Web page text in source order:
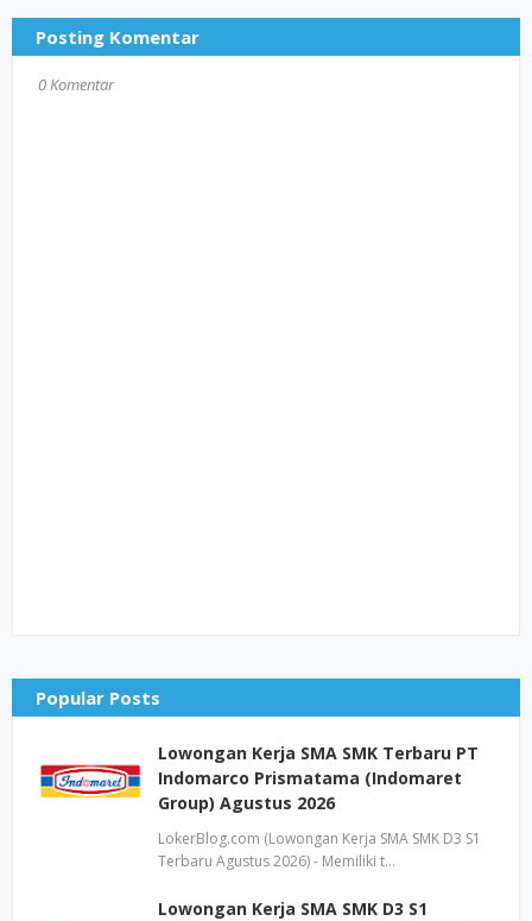
Posting Komentar
0 Komentar
Popular Posts
Lowongan Kerja SMA SMK Terbaru PT
Indomarco Prismatama (Indomaret
Group) Agustus 2026
LokerBlog.com (Lowongan Kerja SMA SMK D3 S1
Terbaru Agustus 2026) - Memiliki t…
Lowongan Kerja SMA SMK D3 S1